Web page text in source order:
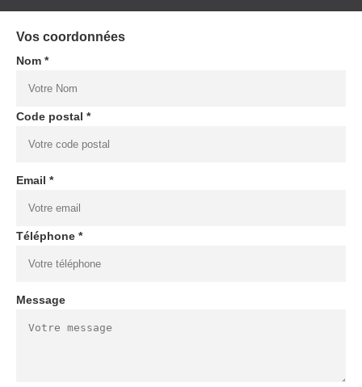
Vos coordonnées
Nom *
Code postal *
Email *
Téléphone *
Message